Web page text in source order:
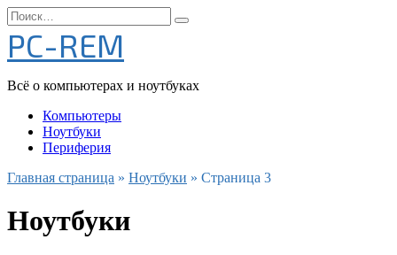
Перейти
к
содержанию
Search
for:
PC-REM
Всё о компьютерах и ноутбуках
Компьютеры
Ноутбуки
Периферия
Главная страница » Ноутбуки » Страница 3
Ноутбуки